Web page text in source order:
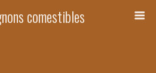
comestibles